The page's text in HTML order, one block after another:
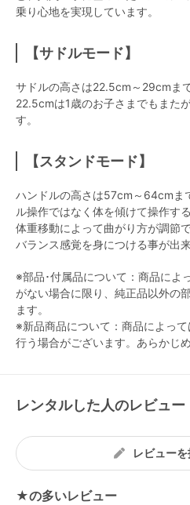
乗り心地を実現しています。
【サドルモード】
サドルの高さは22.5cm～29cmま
22.5cmは1歳のお子さまでもまた
す。
【スタンドモード】
ハンドルの高さは57cm～64cmま
ル操作ではなく体を傾けて操作す
体重移動によって曲がり方が調節
バランス感覚を身につける事が出来
※部品･付属品について：商品によ
がない場合に限り、純正品以外の
ます。
※新品商品について：商品によっ
行う場合がございます。あらかじ
レンタルした人のレビュー
レビュー
★の多いレビュー